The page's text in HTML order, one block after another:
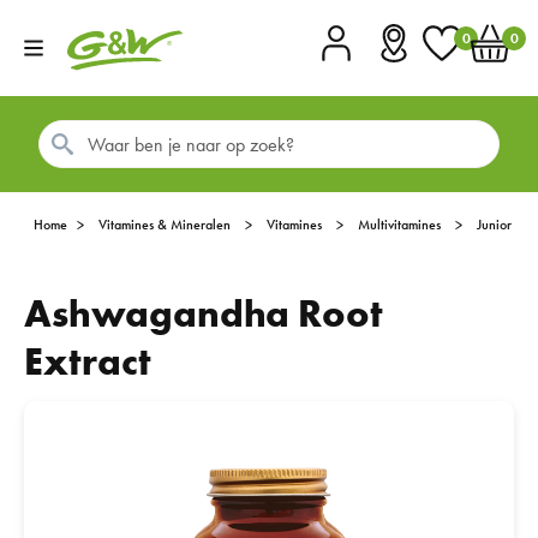
0 0
Home Vitamines & Mineralen Vitamines Multivitamines Junior
Ashwagandha Root
Extract